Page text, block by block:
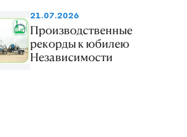
21.07.2026
Производственные
рекорды к юбилею
Независимости